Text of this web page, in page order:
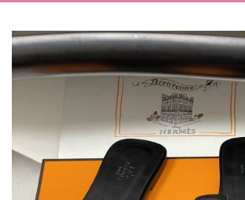
ザ
登
録
ン
オ
yoyocopys@gmail.com
📢 当店は正真正銘のn級スーパーコピーのみ取扱
2026春の新作続々更新中！期間中のご注文でお
新作入荷！ルイ・ヴィトンスーパーコピー バ